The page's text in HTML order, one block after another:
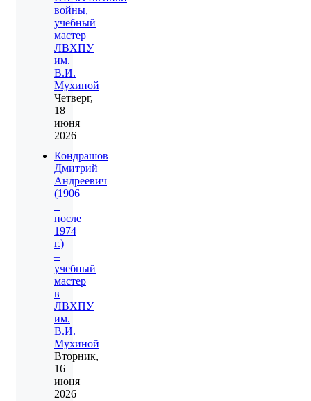
войны,
учебный
мастер
ЛВХПУ
им.
В.И.
Мухиной
Четверг,
18
июня
2026
Кондрашов
Дмитрий
Андреевич
(1906
–
после
1974
г.)
–
учебный
мастер
в
ЛВХПУ
им.
В.И.
Мухиной
Вторник,
16
июня
2026